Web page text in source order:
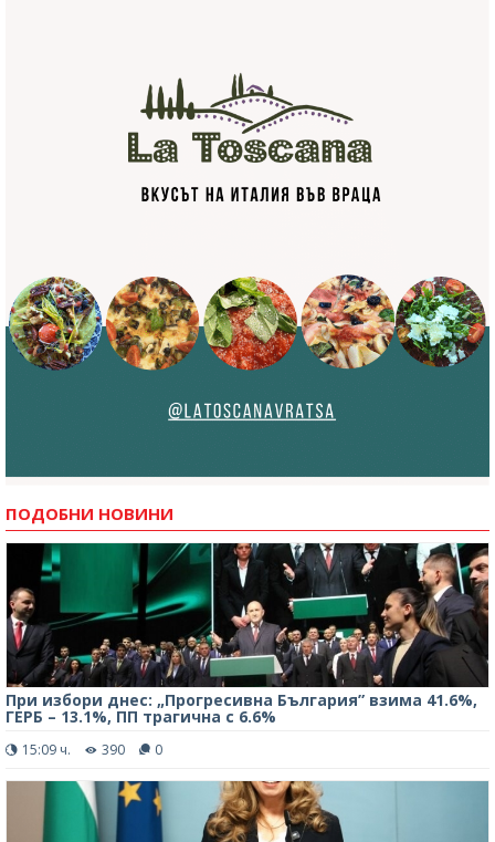
ПОДОБНИ НОВИНИ
При избори днес: „Прогресивна България” взима 41.6%,
ГЕРБ – 13.1%, ПП трагична с 6.6%
15:09 ч. 390 0